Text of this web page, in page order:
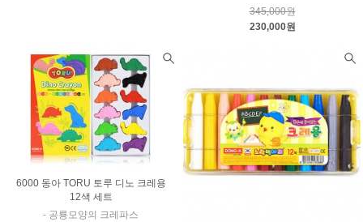
345,000원
230,000원
6000 동아 TORU 토루 디노 크레용
12색 세트
- 공룡모양의 크레파스